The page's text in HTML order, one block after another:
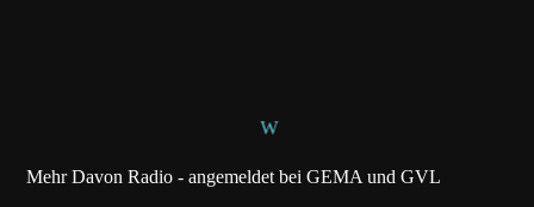
Mehr Davon Radio - angemeldet bei GEMA und GVL